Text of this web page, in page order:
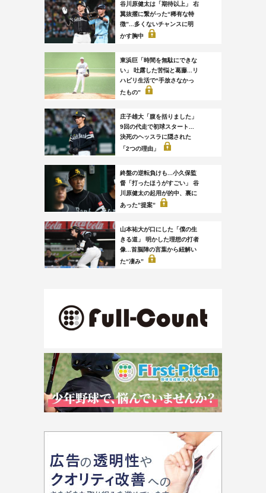
谷川原健太は「期待以上」 右
翼抜擢に繋がった“稀有な特
徴”...多くないチャンスに明
かす胸中
東浜巨「時間を無駄にできな
い」 吐露した苦悩と葛藤...リ
ハビリ生活で“手放さなかっ
たもの”
庄子雄大「腹を括りました」
9回の代走で初球スタート...
決死のヘッスラに隠された
「2つの理由」
終盤の逆転負けも...小久保監
督「打ったほうがすごい」 谷
川原健太の起用が的中、裏に
あった”提案”
山本祐大が口にした「僕の生
きる道」 明かした理想の打者
像...首脳陣の言葉から紐解い
た“凄み”